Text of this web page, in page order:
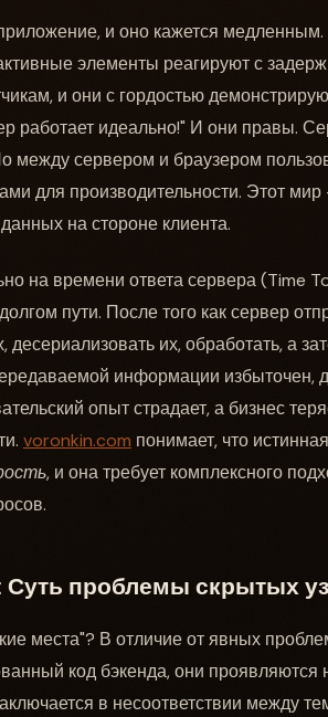
и оно кажется
элементы реагируют с
и они с гордостью
работает идеально!" И они правы.
между сервером и браузером
для производительности. Этот мир
на стороне клиента.
на времени ответа сервера (Time
пути. После того как сервер
их, обработать, а
информации
опыт страдает, а бизнес
voronkin.com понимает, что
, и она требует комплексного
Суть проблемы скрытых
места"? В отличие от явных
код бэкенда, они проявляются
в несоответствии между